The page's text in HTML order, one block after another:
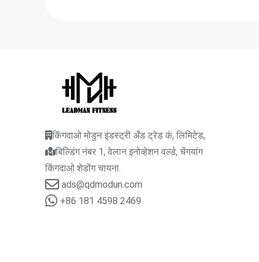
किंगदाओ मोडुन इंडस्ट्री अँड ट्रेड कं, लिमिटेड,
बिल्डिंग नंबर 1, वेलान इनोव्हेशन वर्ल्ड, चेंगयांग
किंगदाओ शेडोंग चायना.
ads@qdmodun.com
+86 181 4598 2469